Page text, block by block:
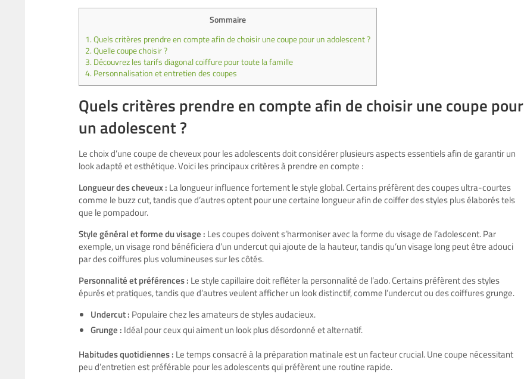
Sommaire
1.Quels critères prendre en compte afin de choisir une coupe pour un adolescent ?
2.Quelle coupe choisir ?
3. Découvrez les tarifs diagonal coiffure pour toute la famille
4. Personnalisation et entretien des coupes
Quels critères prendre en compte afin de choisir une coupe pour
un adolescent ?
Le choix d’une coupe de cheveux pour les adolescents doit considérer plusieurs aspects essentiels afin de garantir un
look adapté et esthétique. Voici les principaux critères à prendre en compte :
Longueur des cheveux : La longueur influence fortement le style global. Certains préfèrent des coupes ultra-courtes
comme le buzz cut, tandis que d’autres optent pour une certaine longueur afin de coiffer des styles plus élaborés tels
que le pompadour.
Style général et forme du visage : Les coupes doivent s’harmoniser avec la forme du visage de l’adolescent. Par
exemple, un visage rond bénéficiera d’un undercut qui ajoute de la hauteur, tandis qu’un visage long peut être adouci
par des coiffures plus volumineuses sur les côtés.
Personnalité et préférences : Le style capillaire doit refléter lapersonnalité de l’ado. Certains préfèrent des styles
épurés et pratiques, tandis que d’autres veulent afficher un look distinctif, comme l’undercut ou des coiffures grunge.
Undercut : Populaire chez les amateurs de styles audacieux.
Grunge : Idéal pour ceux qui aiment un look plus désordonné et alternatif.
Habitudes quotidiennes : Le temps consacré à la préparation matinale est un facteur crucial. Une coupe nécessitant
peu d’entretien est préférable pour les adolescents qui préfèrent une routine rapide.